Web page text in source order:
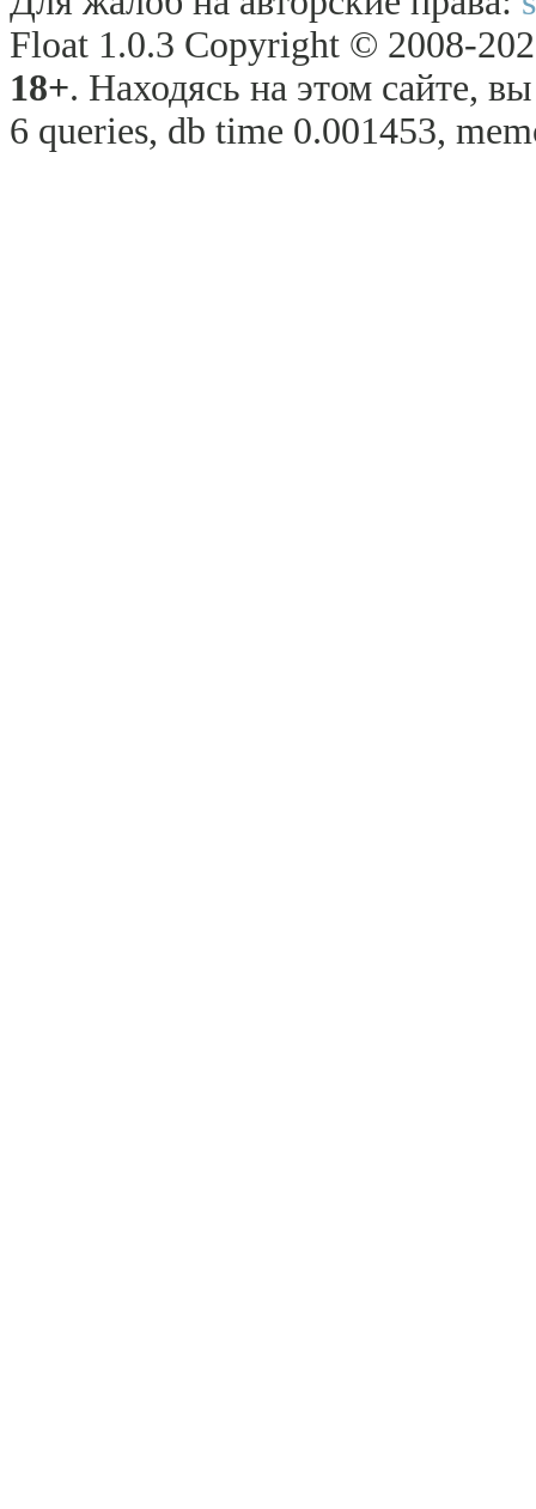
Float 1.0.3 Copyright © 2008-
18+. Находясь на этом сайте,
6 queries, db time 0.001453,